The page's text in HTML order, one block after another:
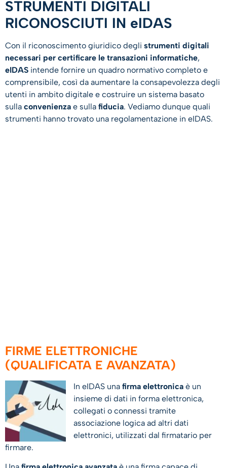
STRUMENTI DIGITALI
RICONOSCIUTI IN eIDAS
Con il riconoscimento giuridico degli strumenti digitali
necessari per certificare le transazioni informatiche,
eIDAS intende fornire un quadro normativo completo e
comprensibile, così da aumentare la consapevolezza degli
utenti in ambito digitale e costruire un sistema basato
sulla convenienza e sulla fiducia. Vediamo dunque quali
strumenti hanno trovato una regolamentazione in eIDAS.
FIRME ELETTRONICHE
(QUALIFICATA E AVANZATA)
In eIDAS una firma elettronica è un
insieme di dati in forma elettronica,
collegati o connessi tramite
associazione logica ad altri dati
elettronici, utilizzati dal firmatario per
firmare.